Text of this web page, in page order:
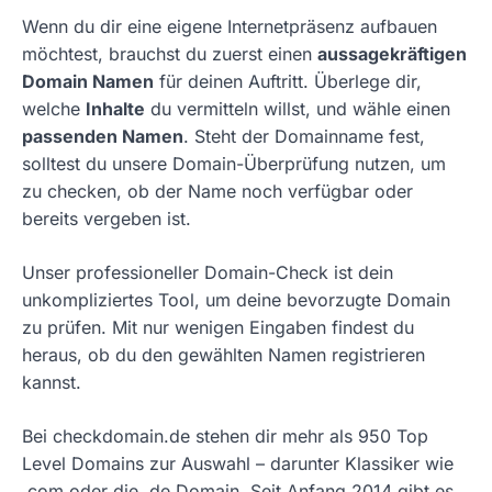
Wenn du dir eine eigene Internetpräsenz aufbauen
möchtest, brauchst du zuerst einen aussagekräftigen
Domain Namen für deinen Auftritt. Überlege dir,
welche Inhalte du vermitteln willst, und wähle einen
passenden Namen. Steht der Domainname fest,
solltest du unsere Domain-Überprüfung nutzen, um
zu checken, ob der Name noch verfügbar oder
bereits vergeben ist.
Unser professioneller Domain-Check ist dein
unkompliziertes Tool, um deine bevorzugte Domain
zu prüfen. Mit nur wenigen Eingaben findest du
heraus, ob du den gewählten Namen registrieren
kannst.
Bei checkdomain.de stehen dir mehr als 950 Top
Level Domains zur Auswahl – darunter Klassiker wie